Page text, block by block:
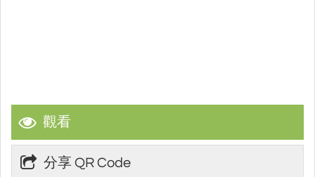
觀看
分享 QR Code